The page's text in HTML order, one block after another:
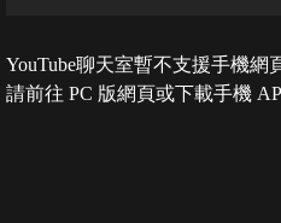
YouTube聊天室暫不支援手機網
請前往 PC 版網頁或下載手機